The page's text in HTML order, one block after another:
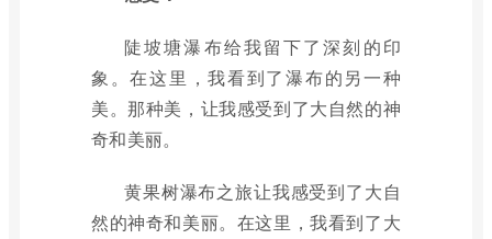
陡坡塘瀑布给我留下了深刻的印
象。在这里，我看到了瀑布的另一种
美。那种美，让我感受到了大自然的神
奇和美丽。
黄果树瀑布之旅让我感受到了大自
然的神奇和美丽。在这里，我看到了大